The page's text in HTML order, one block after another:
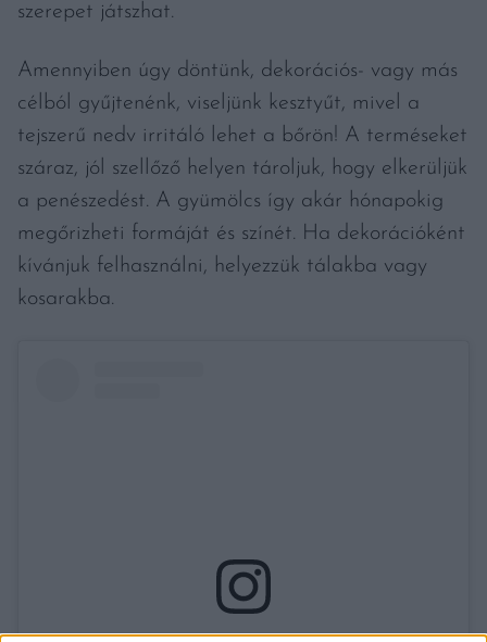
szerepet játszhat.
Amennyiben úgy döntünk, dekorációs- vagy más
célból gyűjtenénk, viseljünk kesztyűt, mivel a
tejszerű nedv irritáló lehet a bőrön! A terméseket
száraz, jól szellőző helyen tároljuk, hogy elkerüljük
a penészedést. A gyümölcs így akár hónapokig
megőrizheti formáját és színét. Ha dekorációként
kívánjuk felhasználni, helyezzük tálakba vagy
kosarakba.